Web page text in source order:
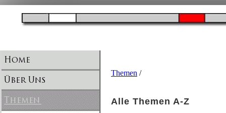
Themen /
Alle Themen A-Z